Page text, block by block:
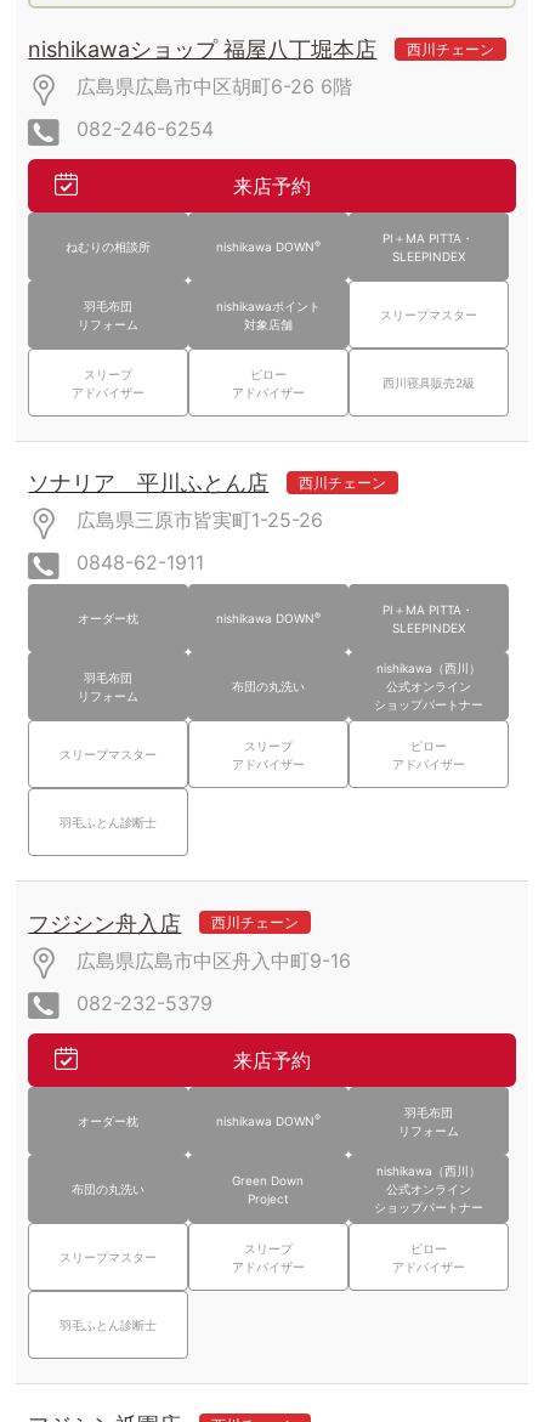
nishikawaショップ 福屋八丁堀本店 西川チェーン
広島県広島市中区胡町6-26 6階
082-246-6254
来店予約
ねむりの相談所 nishikawa DOWN®
PI＋MA PITTA・
SLEEPINDEX
羽毛布団
リフォーム
nishikawaポイント
対象店舗
スリープマスター
スリープ
アドバイザー
ピロー
アドバイザー
西川寝具販売2級
ソナリア 平川ふとん店 西川チェーン
広島県三原市皆実町1-25-26
0848-62-1911
オーダー枕 nishikawa DOWN®
PI＋MA PITTA・
SLEEPINDEX
羽毛布団
リフォーム
布団の丸洗い
nishikawa（西川）
公式オンライン
ショップパートナー
スリープマスター
スリープ
アドバイザー
ピロー
アドバイザー
羽毛ふとん診断士
フジシン舟入店 西川チェーン
広島県広島市中区舟入中町9-16
082-232-5379
来店予約
オーダー枕 nishikawa DOWN®
羽毛布団
リフォーム
布団の丸洗い
Green Down
Project
nishikawa（西川）
公式オンライン
ショップパートナー
スリープマスター
スリープ
アドバイザー
ピロー
アドバイザー
羽毛ふとん診断士